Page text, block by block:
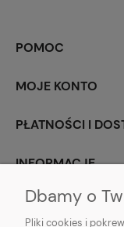
POMOC
MOJE KONTO
PŁATNOŚCI I
INFORMACJE
O NAS
Dbamy o
Pliki cookies i